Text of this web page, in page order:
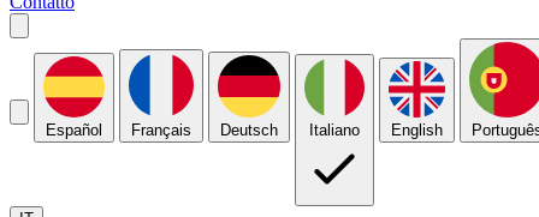
Español Français Deutsch Italiano English